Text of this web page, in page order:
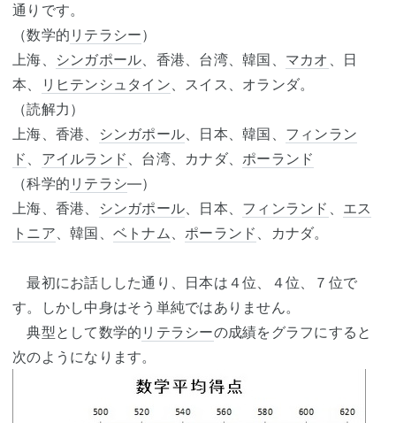
通りです。
（数学的 リテラシー）
上海、
シンガポール、香港、台湾、韓国、 マカオ 、日
本、
リヒテンシュタイン、スイス、オランダ。
（読解力）
上海、香港、
シンガポール、日本、韓国、 フィンラン
ド 、 アイルランド 、台湾、カナダ、 ポーランド
（科学的 リテラシ―）
上海、香港、
シンガポール、日本、 フィンランド 、 エス
トニア、韓国、 ベトナム、 ポーランド 、カナダ。
最初にお話しした通り、日本は４位、４位、７位で
す。しかし中身はそう単純ではありません。
典型として数学的 リテラシーの成績をグラフにすると
次のようになります。